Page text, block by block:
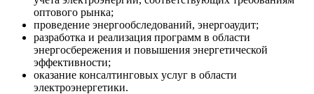
оптового рынка;
проведение энергообследований, энергоаудит;
разработка и реализация программ в области
энергосбережения и повышения энергетической
эффективности;
оказание консалтинговых услуг в области
электроэнергетики.